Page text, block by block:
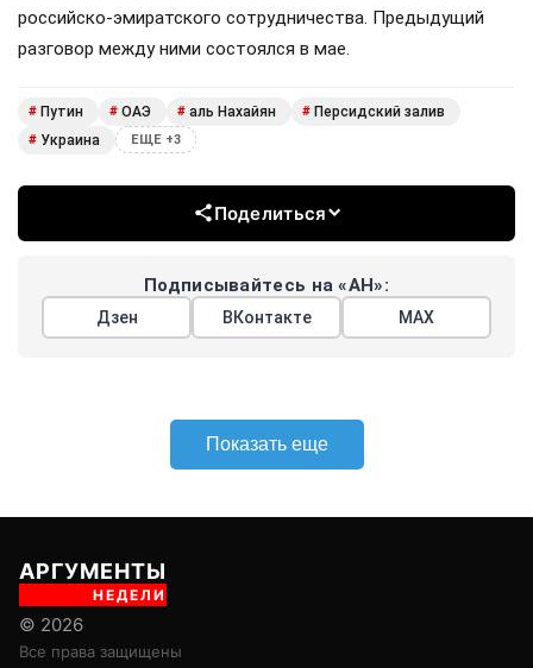
российско-эмиратского сотрудничества. Предыдущий
разговор между ними состоялся в мае.
# Путин # ОАЭ # аль Нахайян # Персидский залив
# Украина ЕЩЕ +3
Поделиться
Подписывайтесь на «АН»:
Дзен ВКонтакте МАХ
Показать еще
АРГУМЕНТЫ
НЕДЕЛИ
© 2026
Все права защищены